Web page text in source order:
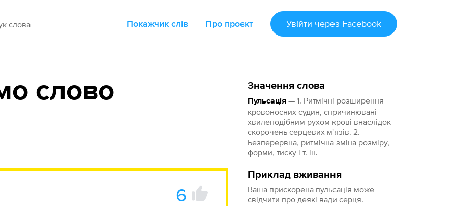
Покажчик слів Про проєкт Увійти через Facebook
Значення слова
Пульсація — 1. Ритмічні розширення
кровоносних судин, спричинювані
хвилеподібним рухом крові внаслідок
скорочень серцевих м'язів. 2.
Безперервна, ритмічна зміна розміру,
форми, тиску і т. ін.
Приклад вживання
Ваша прискорена пульсація може
свідчити про деякі вади серця.
слово
6